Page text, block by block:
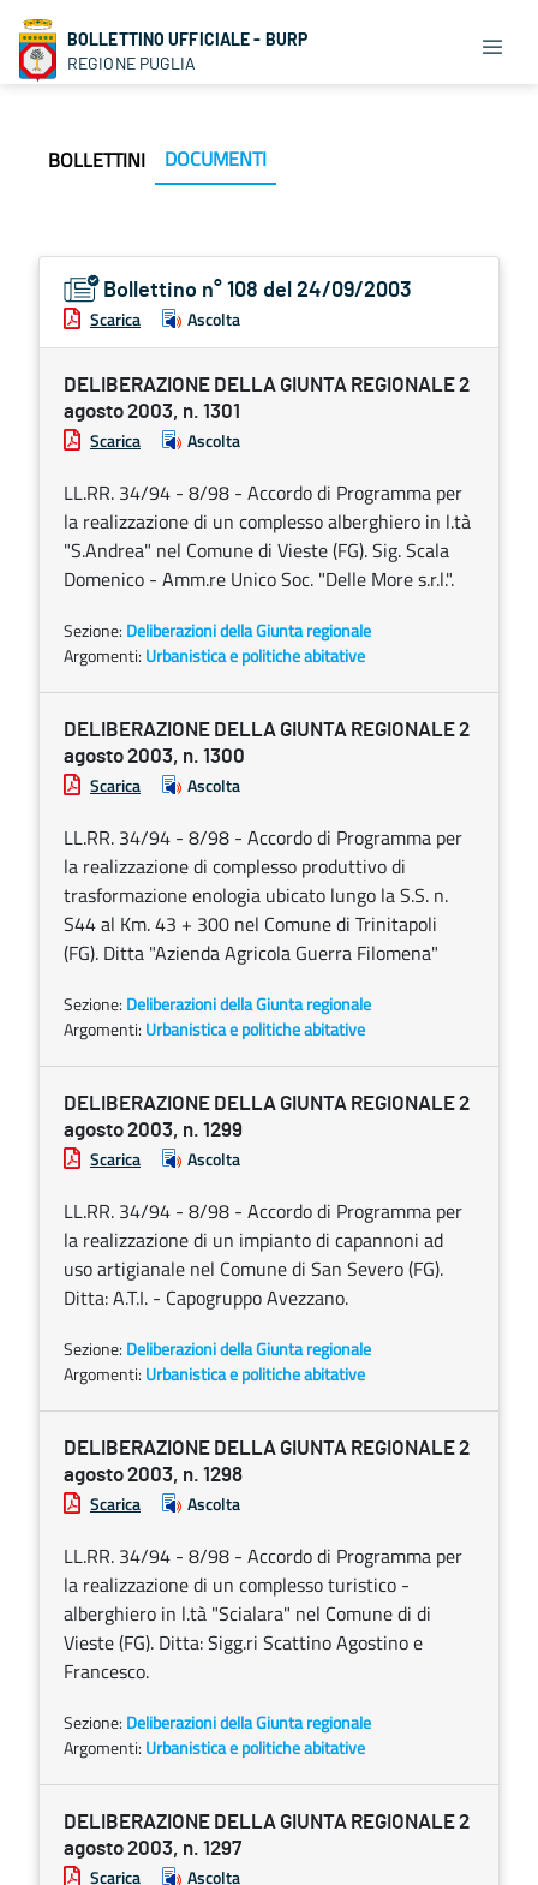
BOLLETTINO UFFICIALE - BURP
REGIONE PUGLIA
BOLLETTINI DOCUMENTI
Bollettino n° 108 del 24/09/2003
Scarica Ascolta
DELIBERAZIONE DELLA GIUNTA REGIONALE 2
agosto 2003, n. 1301
Scarica Ascolta
LL.RR. 34/94 - 8/98 - Accordo di Programma per
la realizzazione di un complesso alberghiero in l.tà
"S.Andrea" nel Comune di Vieste (FG). Sig. Scala
Domenico - Amm.re Unico Soc. "Delle More s.r.l.".
Sezione: Deliberazioni della Giunta regionale
Argomenti: Urbanistica e politiche abitative
DELIBERAZIONE DELLA GIUNTA REGIONALE 2
agosto 2003, n. 1300
Scarica Ascolta
LL.RR. 34/94 - 8/98 - Accordo di Programma per
la realizzazione di complesso produttivo di
trasformazione enologia ubicato lungo la S.S. n.
S44 al Km. 43 + 300 nel Comune di Trinitapoli
(FG). Ditta "Azienda Agricola Guerra Filomena"
Sezione: Deliberazioni della Giunta regionale
Argomenti: Urbanistica e politiche abitative
DELIBERAZIONE DELLA GIUNTA REGIONALE 2
agosto 2003, n. 1299
Scarica Ascolta
LL.RR. 34/94 - 8/98 - Accordo di Programma per
la realizzazione di un impianto di capannoni ad
uso artigianale nel Comune di San Severo (FG).
Ditta: A.T.I. - Capogruppo Avezzano.
Sezione: Deliberazioni della Giunta regionale
Argomenti: Urbanistica e politiche abitative
DELIBERAZIONE DELLA GIUNTA REGIONALE 2
agosto 2003, n. 1298
Scarica Ascolta
LL.RR. 34/94 - 8/98 - Accordo di Programma per
la realizzazione di un complesso turistico -
alberghiero in l.tà "Scialara" nel Comune di di
Vieste (FG). Ditta: Sigg.ri Scattino Agostino e
Francesco.
Sezione: Deliberazioni della Giunta regionale
Argomenti: Urbanistica e politiche abitative
DELIBERAZIONE DELLA GIUNTA REGIONALE 2
agosto 2003, n. 1297
Scarica Ascolta